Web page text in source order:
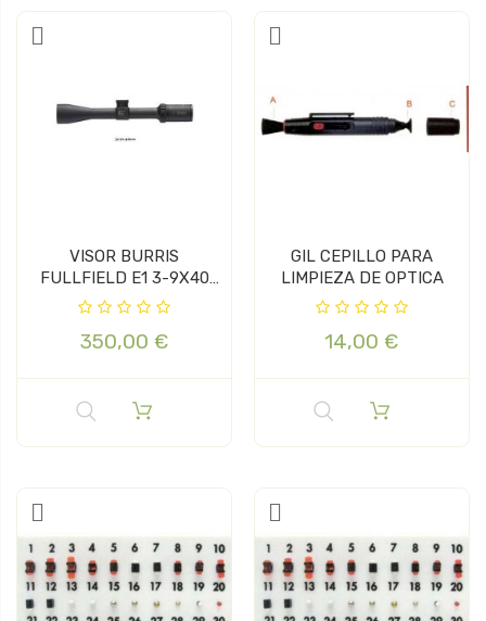
VISOR BURRIS
FULLFIELD E1 3-9X40
Ret. Ballistic...
350,00 €
GIL CEPILLO PARA
LIMPIEZA DE OPTICA
14,00 €